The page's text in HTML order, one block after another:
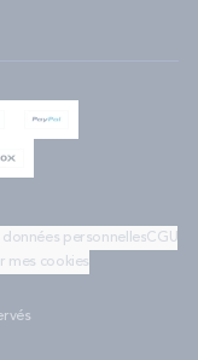
personnellesCGU
mes cookies